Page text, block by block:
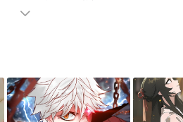
绎的中国大陆动漫，大结局剧
多剧情信息可移步至豆瓣动
